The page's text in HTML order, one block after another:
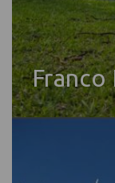
Franco